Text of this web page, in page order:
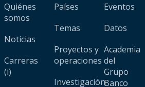
Quiénes
somos
Noticias
Carreras
(i)
Países
Temas
Proyectos y
operaciones
Investigación
Eventos
Datos
Academia
del
Grupo
Banco